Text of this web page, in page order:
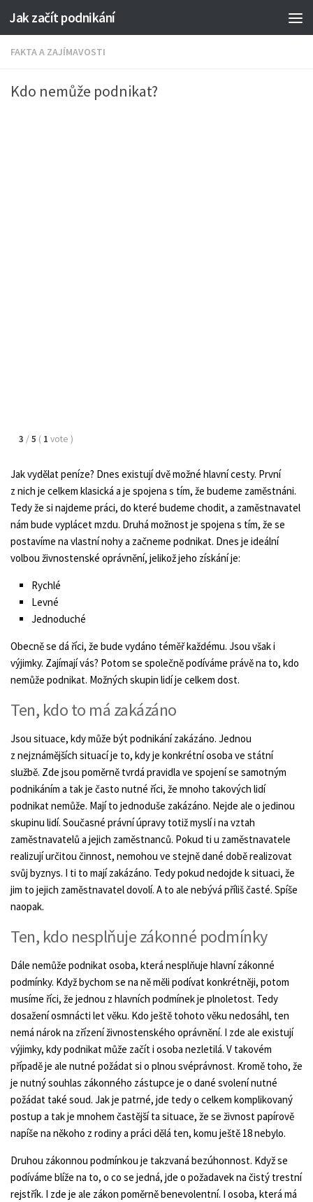
Jak začít podnikání
FAKTA A ZAJÍMAVOSTI
Kdo nemůže podnikat?
3 /5 ( 1 vote )
Jak vydělat peníze? Dnes existují dvě možné hlavní cesty. První
z nich je celkem klasická a je spojena s tím, že budeme zaměstnáni.
Tedy že si najdeme práci, do které budeme chodit, a zaměstnavatel
nám bude vyplácet mzdu. Druhá možnost je spojena s tím, že se
postavíme na vlastní nohy a začneme podnikat. Dnes je ideální
volbou živnostenské oprávnění, jelikož jeho získání je:
Rychlé
Levné
Jednoduché
Obecně se dá říci, že bude vydáno téměř každému. Jsou však i
výjimky. Zajímají vás? Potom se společně podíváme právě na to, kdo
nemůže podnikat. Možných skupin lidí je celkem dost.
Ten, kdo to má zakázáno
Jsou situace, kdy může být podnikání zakázáno. Jednou
z nejznámějších situací je to, kdy je konkrétní osoba ve státní
službě. Zde jsou poměrně tvrdá pravidla ve spojení se samotným
podnikáním a tak je často nutné říci, že mnoho takových lidí
podnikat nemůže. Mají to jednoduše zakázáno. Nejde ale o jedinou
skupinu lidí. Současné právní úpravy totiž myslí i na vztah
zaměstnavatelů a jejich zaměstnanců. Pokud ti u zaměstnavatele
realizují určitou činnost, nemohou ve stejně dané době realizovat
svůj byznys. I ti to mají zakázáno. Tedy pokud nedojde k situaci, že
jim to jejich zaměstnavatel dovolí. A to ale nebývá příliš časté. Spíše
naopak.
Ten, kdo nesplňuje zákonné podmínky
Dále nemůže podnikat osoba, která nesplňuje hlavní zákonné
podmínky. Když bychom se na ně měli podívat konkrétněji, potom
musíme říci, že jednou z hlavních podmínek je plnoletost. Tedy
dosažení osmnácti let věku. Kdo ještě tohoto věku nedosáhl, ten
nemá nárok na zřízení živnostenského oprávnění. I zde ale existují
výjimky, kdy podnikat může začít i osoba nezletilá. V takovém
případě je ale nutné požádat si o plnou svéprávnost. Kromě toho, že
je nutný souhlas zákonného zástupce je o dané svolení nutné
požádat také soud. Jak je patrné, jde tedy o celkem komplikovaný
postup a tak je mnohem častější ta situace, že se živnost papírově
napíše na někoho z rodiny a práci dělá ten, komu ještě 18 nebylo.
Druhou zákonnou podmínkou je takzvaná bezúhonnost. Když se
podíváme blíže na to, o co se jedná, jde o požadavek na čistý trestní
rejstřík. I zde je ale zákon poměrně benevolentní. I osoba, která má